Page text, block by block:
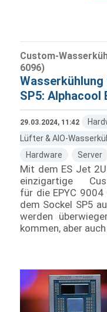
Custom-
6096)
Wasserkühlung
SP5: Alphacool
29.03.2024, 11:42
Lüfter & AIO-
Hardware
Server
Mit dem ES Jet
einzigartige
für die EPYC
dem Sockel SP5
werden
kommen, aber